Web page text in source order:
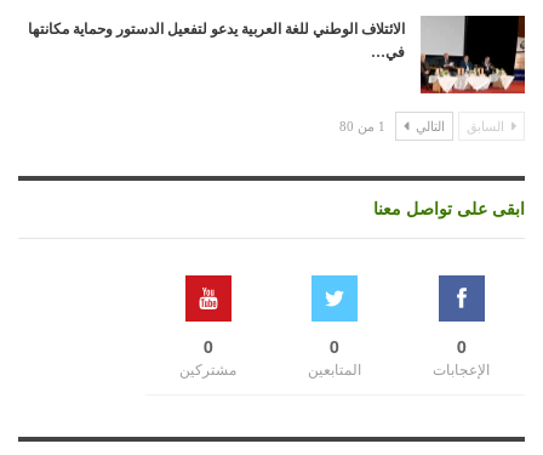
الائتلاف الوطني للغة العربية يدعو لتفعيل الدستور وحماية مكانتها
في…
السابق التالي 1 من 80
ابقى على تواصل معنا
0
الإعجابات
0
المتابعين
0
مشتركين